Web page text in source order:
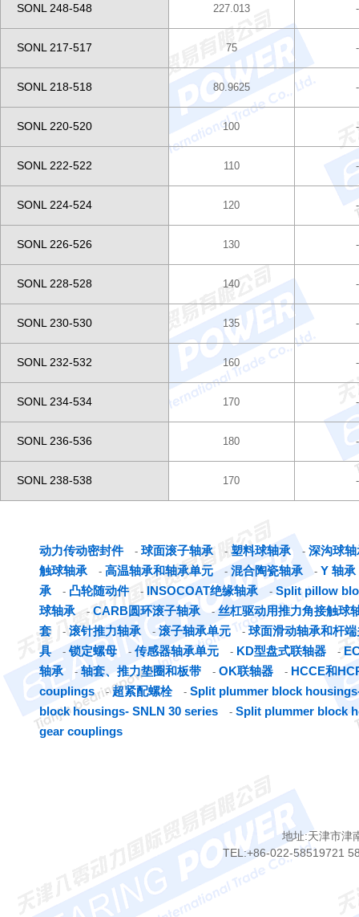
SONL 248-548 227.013 -
SONL 217-517 75 -
SONL 218-518 80.9625 -
SONL 220-520 100 -
SONL 222-522 110 -
SONL 224-524 120 -
SONL 226-526 130 -
SONL 228-528 140 -
SONL 230-530 135 -
SONL 232-532 160 -
SONL 234-534 170 -
SONL 236-536 180 -
SONL 238-538 170 -
动力传动密封件 - 球面滚子轴承 - 塑料球轴承 - 深沟球轴
触球轴承
- 高温轴承和轴承单元 - 混合陶瓷轴承 - Y 轴承
承
- 凸轮随动件 - INSOCOAT绝缘轴承 - Split pillow
球轴承
- CARB圆环滚子轴承 -丝杠驱动用推力角接触球
套
- 滚针推力轴承 -滚子轴承单元 - 球面滑动轴承和杆
具
- 锁定螺母 - 传感器轴承单元 - KD型盘式联轴器 -
轴承
-轴套、推力垫圈和板带 - OK联轴器 - HCCE和
couplings
-超紧配螺栓 - Split plummer block
block housings- SNLN 30 series
- Split plummer block
gear couplings
地址:天津市津
TEL:+86-022-58519721